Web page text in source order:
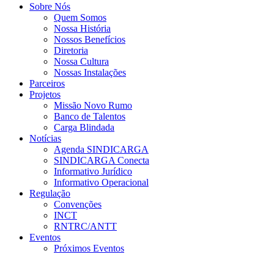
Sobre Nós
Quem Somos
Nossa História
Nossos Benefícios
Diretoria
Nossa Cultura
Nossas Instalações
Parceiros
Projetos
Missão Novo Rumo
Banco de Talentos
Carga Blindada
Notícias
Agenda SINDICARGA
SINDICARGA Conecta
Informativo Jurídico
Informativo Operacional
Regulação
Convenções
INCT
RNTRC/ANTT
Eventos
Próximos Eventos